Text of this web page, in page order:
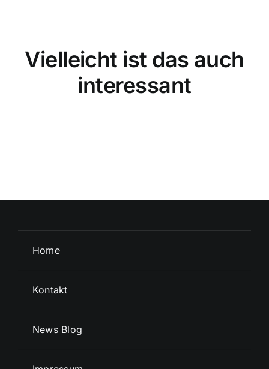
Vielleicht ist das auch
interessant
Home
Kontakt
News Blog